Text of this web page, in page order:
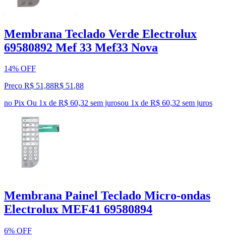
Membrana Teclado Verde Electrolux
69580892 Mef 33 Mef33 Nova
14% OFF
Preço R$ 51,88R$ 51,88
no Pix Ou 1x de R$ 60,32 sem jurosou 1x de R$ 60,32 sem juros
Membrana Painel Teclado Micro-ondas
Electrolux MEF41 69580894
6% OFF